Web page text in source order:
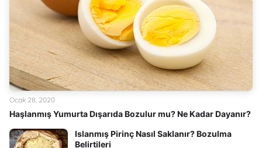
Haşlanmış Yumurta Dışarıda Bozulur mu? Ne Kadar Dayanır?
Ocak 28, 2020
Islanmış Pirinç Nasıl Saklanır? Bozulma
Belirtileri